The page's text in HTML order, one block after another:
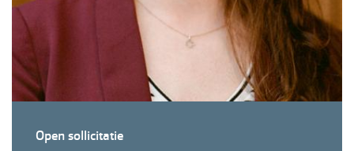
Open sollicitatie